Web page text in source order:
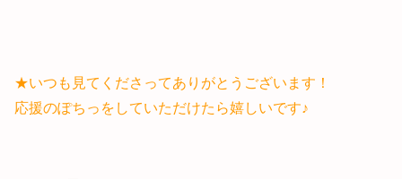
★いつも見てくださってありがとうございます！
応援のぽちっをしていただけたら嬉しいです♪